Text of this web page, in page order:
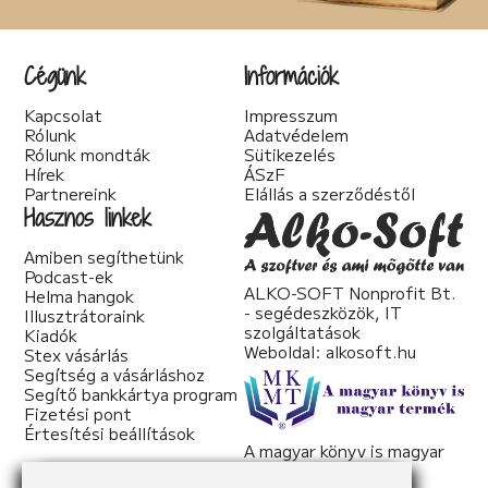
Teológia (2)
Történelmi (25)
Urban Fantasy (3)
Válogatott írások (22)
woman's fiction (2)
young adult (2)
Cégünk
Kapcsolat
Rólunk
Rólunk mondták
Hírek
Partnereink
Információk
Impresszum
Adatvédelem
Sütikezelés
ÁSzF
Elállás a szerződéstől
Hasznos linkek
Amiben segíthetünk
Podcast-ek
Helma hangok
Illusztrátoraink
Kiadók
Stex vásárlás
Segítség a vásárláshoz
Segítő bankkártya program
Fizetési pont
Értesítési beállítások
ALKO-SOFT Nonprofit Bt.
- segédeszközök, IT
szolgáltatások
Weboldal: alkosoft.hu
A magyar könyv is magyar
termék